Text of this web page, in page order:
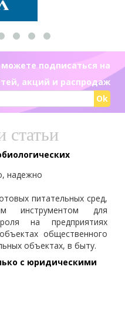
подписаться на
акций и распродаж
Ok
статьи
надежно
питательных сред,
инструментом для
на предприятиях
общественного
объектах, в быту.
с юридическими